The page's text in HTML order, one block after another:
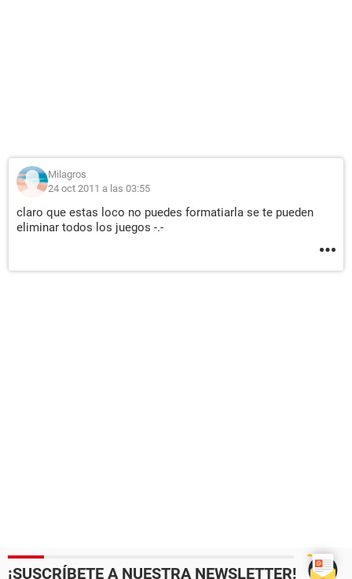
Milagros
24 oct 2011 a las 03:55
claro que estas loco no puedes formatiarla se te pueden
eliminar todos los juegos -.-
¡SUSCRÍBETE A NUESTRA NEWSLETTER!